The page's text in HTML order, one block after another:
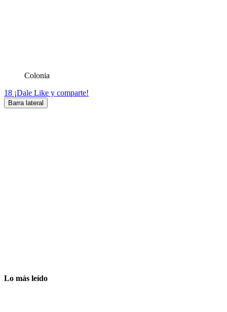
Colonia
18 ¡Dale Like y comparte!
Barra lateral
Lo más leído